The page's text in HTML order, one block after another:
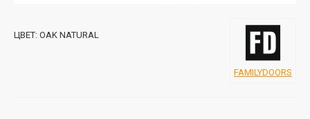
ЦВЕТ: OAK NATURAL
FAMILYDOORS